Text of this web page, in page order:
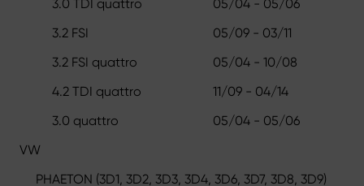
3.0 TDI quattro
05/04 - 05/06
3.2 FSI
05/09 - 03/11
3.2 FSI quattro
05/04 - 10/08
4.2 TDI quattro
11/09 - 04/14
3.0 quattro
05/04 - 05/06
VW
PHAETON (3D1, 3D2, 3D3, 3D4, 3D6, 3D7, 3D8, 3D9)